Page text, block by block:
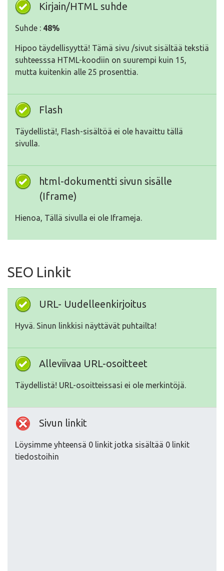
Kirjain/HTML suhde
Suhde : 48%
Hipoo täydellisyyttä! Tämä sivu /sivut sisältää tekstiä
suhteesssa HTML-koodiin on suurempi kuin 15,
mutta kuitenkin alle 25 prosenttia.
Flash
Täydellistä!, Flash-sisältöä ei ole havaittu tällä
sivulla.
html-dokumentti sivun sisälle
(Iframe)
Hienoa, Tällä sivulla ei ole Iframeja.
SEO Linkit
URL- Uudelleenkirjoitus
Hyvä. Sinun linkkisi näyttävät puhtailta!
Alleviivaa URL-osoitteet
Täydellistä! URL-osoitteissasi ei ole merkintöjä.
Sivun linkit
Löysimme yhteensä 0 linkit jotka sisältää 0 linkit
tiedostoihin